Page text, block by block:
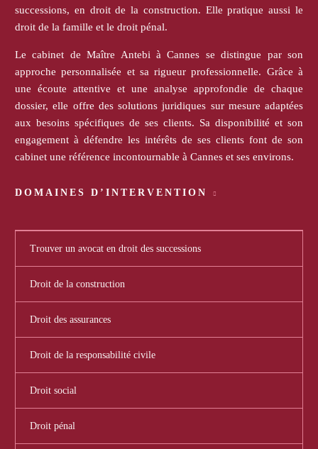
successions, en droit de la construction. Elle pratique aussi le
droit de la famille et le droit pénal.
Le cabinet de Maître Antebi à Cannes se distingue par son
approche personnalisée et sa rigueur professionnelle. Grâce à
une écoute attentive et une analyse approfondie de chaque
dossier, elle offre des solutions juridiques sur mesure adaptées
aux besoins spécifiques de ses clients. Sa disponibilité et son
engagement à défendre les intérêts de ses clients font de son
cabinet une référence incontournable à Cannes et ses environs.
DOMAINES D’INTERVENTION
Trouver un avocat en droit des successions
Droit de la construction
Droit des assurances
Droit de la responsabilité civile
Droit social
Droit pénal